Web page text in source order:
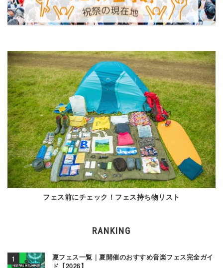
フェス前にチェック！フェス持ち物リスト
RANKING
夏フェス一覧｜夏開催のおすすめ音楽フェス完全ガイ
ド【2026】